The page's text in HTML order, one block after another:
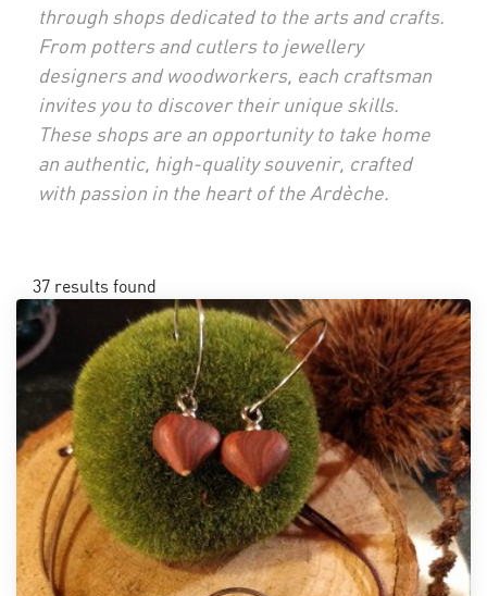
through shops dedicated to the arts and crafts.
From potters and cutlers to jewellery
designers and woodworkers, each craftsman
invites you to discover their unique skills.
These shops are an opportunity to take home
an authentic, high-quality souvenir, crafted
with passion in the heart of the Ardèche.
37 results found